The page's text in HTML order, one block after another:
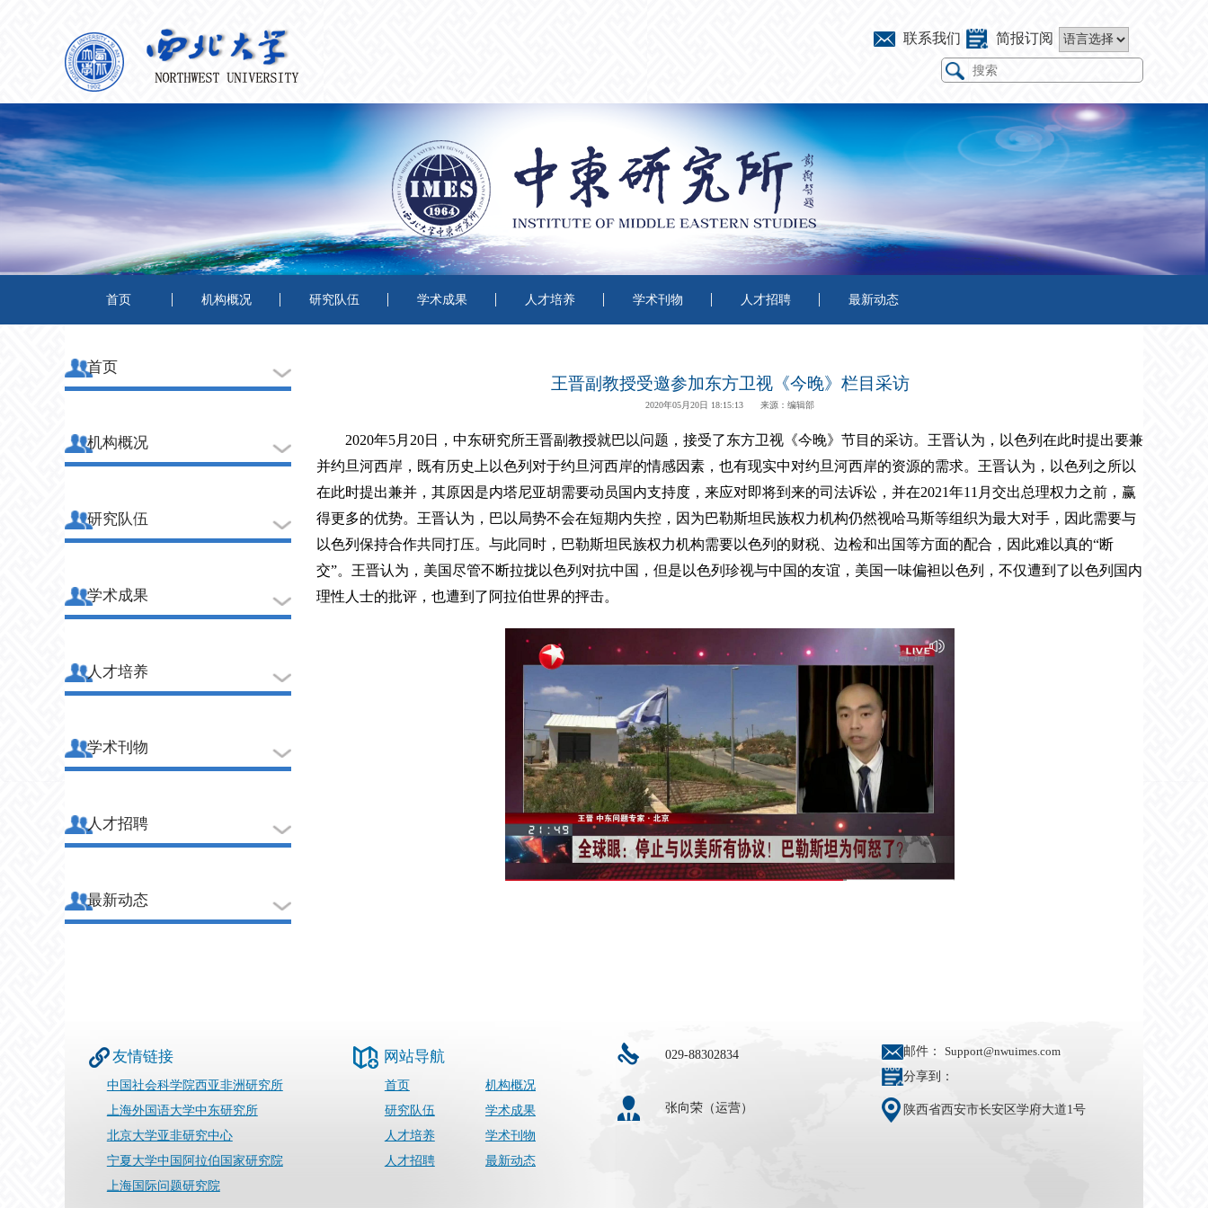
联系我们 简报订阅
首页 机构概况 研究队伍 学术成果 人才培养 学术刊物 人才招聘 最新动态
首页
机构概况
研究队伍
学术成果
人才培养
学术刊物
人才招聘
最新动态
王晋副教授受邀参加东方卫视《今晚》栏目采访
2020年05月20日 18:15:13 来源：编辑部
2020年5月 20日， 中东研究所王晋副教授就巴以问题，接受了东方卫视《今晚》节目的采访。王晋认为，以色列在此时提出要兼
并约旦河西岸，既有历史上以色列对于约旦河西岸的情感因素，也有现实中对约旦河西岸的资源的需求。王晋认为，以色列之所以
在此时提出兼并，其原因是内塔尼亚胡需要动员国内支持度，来应对即将到来的司法诉讼，并在2021年11 月交出总理权力之前，赢
得更多的优势。王晋认为，巴以局势不会在短期内失控，因为巴勒斯坦民族权力机构仍然视哈马斯等组织为最大对手，因此需要与
以色列保持合作共同打压。与此同时，巴勒斯坦民族权力机构需要以色列的财税、边检和出国等方面的配合，因此难以真的“断
交”。王晋认为，美国尽管不断拉拢以色列对抗中国，但是以色列珍视与中国的友谊，美国一味偏袒以色列，不仅遭到了以色列国内
理性人士的批评，也遭到了阿拉伯世界的抨击。
友情链接
中国社会科学院西亚非洲研究所
上海外国语大学中东研究所
北京大学亚非研究中心
宁夏大学中国阿拉伯国家研究院
上海国际问题研究院
网站导航
首页
机构概况
研究队伍
学术成果
人才培养
学术刊物
人才招聘
最新动态
029-88302834
张向荣（运营）
邮件： Support@nwuimes.com
分享到：
陕西省西安市长安区学府大道1号